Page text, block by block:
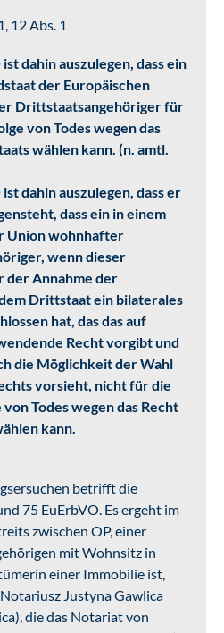
12 Abs. 1
dahin auszulegen, dass ein
der Europäischen
Drittstaatsangehöriger für
von Todes wegen das
wählen kann. (n. amtl.
dahin auszulegen, dass er
dass ein in einem
Union wohnhafter
wenn dieser
der Annahme der
Drittstaat ein bilaterales
hat, das das auf
Recht vorgibt und
die Möglichkeit der Wahl
vorsieht, nicht für die
Todes wegen das Recht
kann.
betrifft die
75 EuErbVO. Es ergeht im
zwischen OP, einer
mit Wohnsitz in
einer Immobilie ist,
Justyna Gawlica
die das Notariat von